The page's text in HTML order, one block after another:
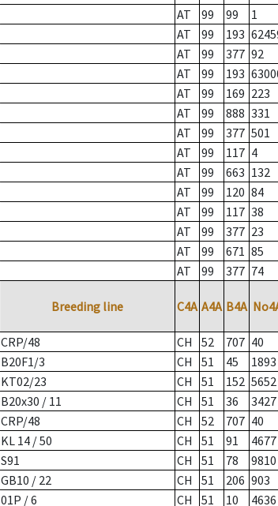
AT 99 99 1
AT 99 193
AT 99 377 92
AT 99 193
AT 99 169 223
AT 99 888 331
AT 99 377 501
AT 99 117 4
AT 99 663 132
AT 99 120 84
AT 99 117 38
AT 99 377 23
AT 99 671 85
AT 99 377 74
Breeding line C4A A4A B4A
CRP/48 CH 52 707 40
B20F1/3 CH 51 45 1893
KT02/23 CH 51 152 5652
B20x30 / 11 CH 51 36 3427
CRP/48 CH 52 707 40
KL 14 / 50 CH 51 91 4677
S91 CH 51 78 9810
GB10 / 22 CH 51 206 903
01P / 6 CH 51 10 4636